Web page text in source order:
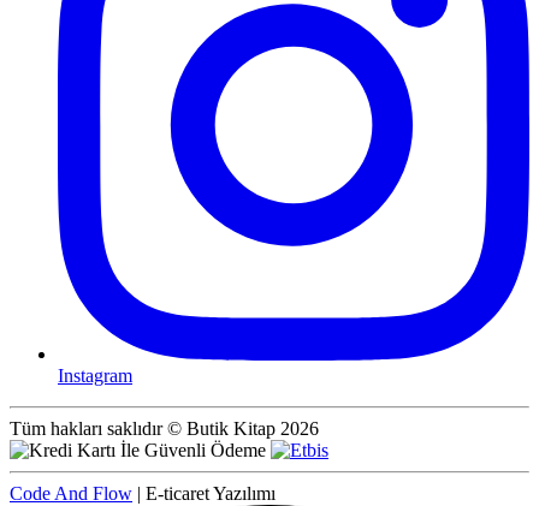
Instagram
Tüm hakları saklıdır © Butik Kitap 2026
Code And Flow | E-ticaret Yazılımı